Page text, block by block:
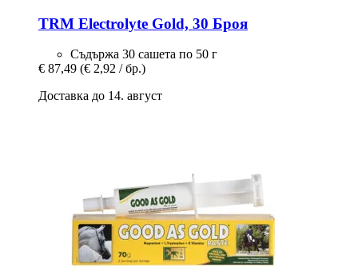
TRM Electrolyte Gold, 30 Броя
Съдържа 30 сашета по 50 г
€ 87,49 (€ 2,92 / бр.)
Доставка до 14. август